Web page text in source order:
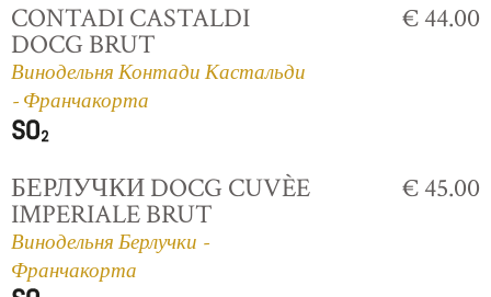
CONTADI CASTALDI
DOCG BRUT
Винодельня Контади Кастальди
- Франчакорта
€ 44.00
БЕРЛУЧКИ DOCG CUVÈE
IMPERIALE BRUT
Винодельня Берлучки -
Франчакорта
€ 45.00